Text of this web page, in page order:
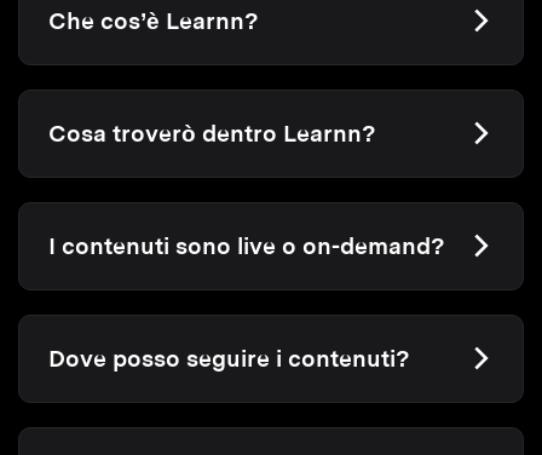
Che cos’è Learnn?
Cosa troverò dentro Learnn?
I contenuti sono live o on-demand?
Dove posso seguire i contenuti?